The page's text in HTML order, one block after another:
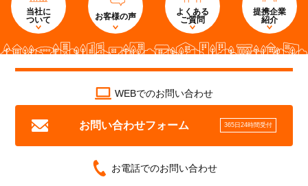
当社に
ついて
お客様の声
よくある
ご質問
提携企業
紹介
WEBでのお問い合わせ
お問い合わせフォーム 365日24時間受付
お電話でのお問い合わせ